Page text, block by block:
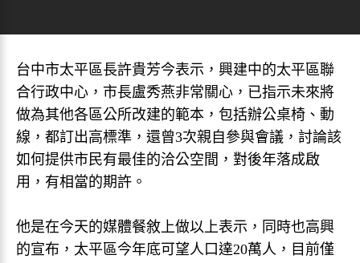
台中市太平區長許貴芳今表示，興建中的太平區聯
合行政中心，市長盧秀燕非常關心，已指示未來將
做為其他各區公所改建的範本，包括辦公桌椅、動
線，都訂出高標準，還曾3次親自參與會議，討論該
如何提供市民有最佳的洽公空間，對後年落成啟
用，有相當的期許。
他是在今天的媒體餐敘上做以上表示，同時也高興
的宣布，太平區今年底可望人口達20萬人，目前僅